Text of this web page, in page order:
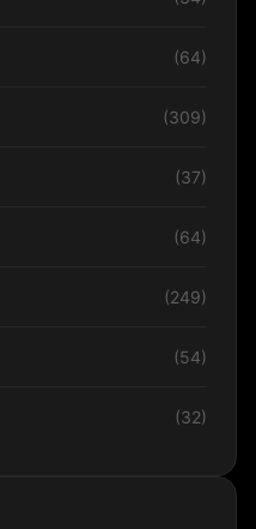
(64)
(309)
(37)
(64)
(249)
(54)
(32)